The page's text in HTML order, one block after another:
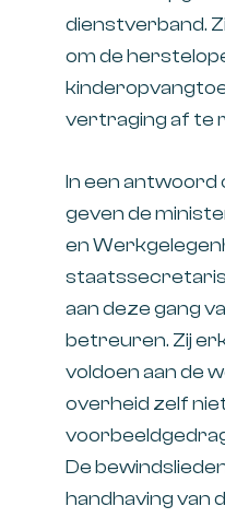
dienstverband.
om de
vertraging af te
In een antwoord
geven de
en
aan deze gang
betreuren. Zij
voldoen aan de
overheid zelf
De
handhaving van